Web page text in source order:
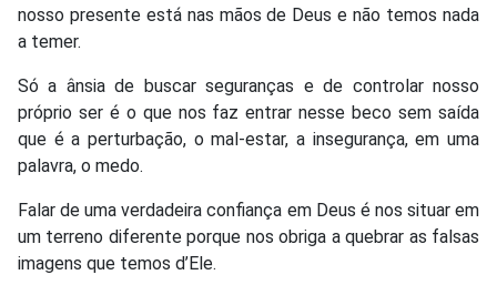
nosso presente está nas mãos de Deus e não temos nada
a temer.
Só a ânsia de buscar seguranças e de controlar nosso
próprio ser é o que nos faz entrar nesse beco sem saída
que é a perturbação, o mal-estar, a insegurança, em uma
palavra, o medo.
Falar de uma verdadeira confiança em Deus é nos situar em
um terreno diferente porque nos obriga a quebrar as falsas
imagens que temos d’Ele.